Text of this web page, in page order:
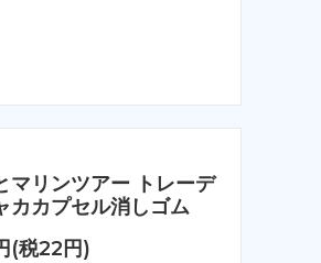
マリンツアー トレーデ
カカプセル消しゴム
(税22円)